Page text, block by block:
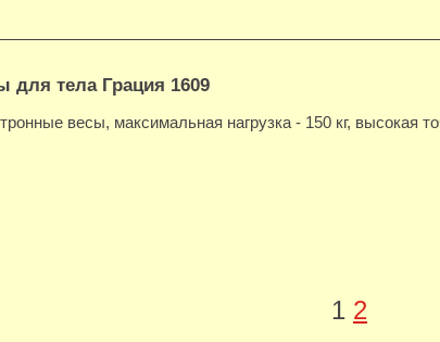
для тела Грация 1609
весы, максимальная нагрузка - 150 кг, высокая
1 2